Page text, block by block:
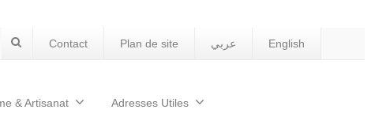
Contact Plan de site عربي English
& Artisanat Adresses Utiles